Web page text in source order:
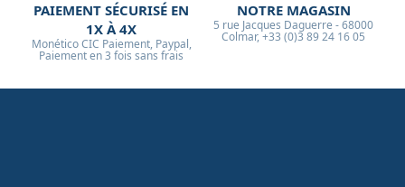
PAIEMENT SÉCURISÉ EN
1X À 4X
Monético CIC Paiement, Paypal,
Paiement en 3 fois sans frais
NOTRE MAGASIN
5 rue Jacques Daguerre - 68000
Colmar, +33 (0)3 89 24 16 05